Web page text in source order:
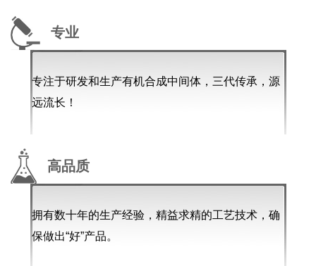
专业
专注于研发和生产有机合成中间体，三代传承，源
远流长！
高品质
拥有数十年的生产经验，精益求精的工艺技术，确
保做出“好”产品。